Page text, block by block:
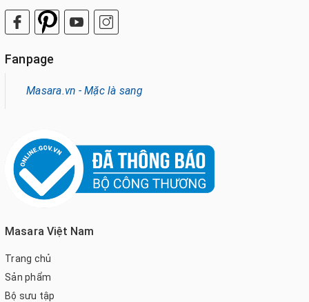
Fanpage
Masara.vn - Mặc là sang
Masara Việt Nam
Trang chủ
Sản phẩm
Bộ sưu tập